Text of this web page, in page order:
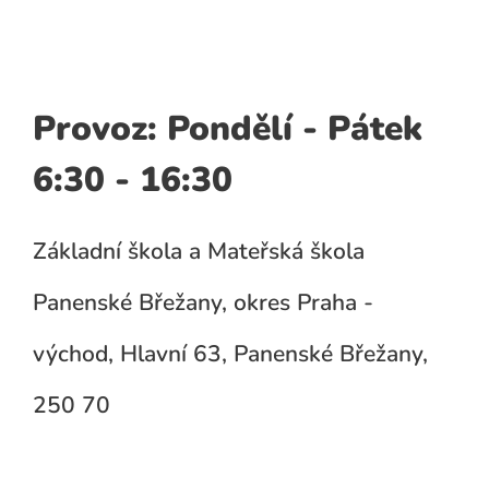
Provoz: Pondělí - Pátek
6:30 - 16:30
Základní škola a Mateřská škola
Panenské Břežany, okres Praha -
východ, Hlavní 63, Panenské Břežany,
250 70